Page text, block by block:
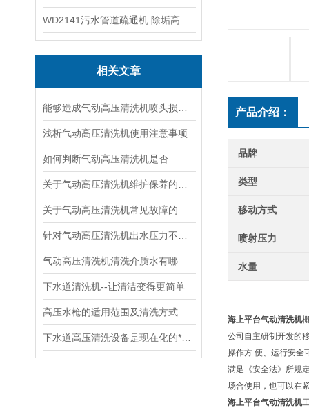
相关文章
浅析气动高压清洗机使用注意事项
如何判断气动高压清洗机是否
下水道清洗机--让清洁变得更简单
高压水枪的适用范围及清洗方式
产品介绍：
品牌
类型
移动方式
喷射压力
水量
海上平台气动清洗机
公司自主研制开发的
操作方 便、运行安全
满足《安全法》所规
场合使用，也可以在
海上平台气动清洗机